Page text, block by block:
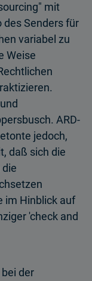
mit
des Senders für
variabel zu
Weise
ARD-
jedoch,
daß sich die
im Hinblick auf
'check and
der